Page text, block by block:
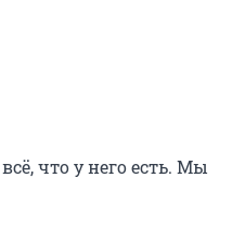
что у него есть. Мы